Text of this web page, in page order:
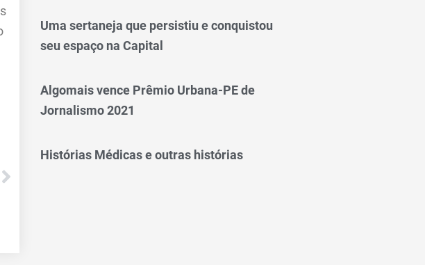
Uma sertaneja que persistiu e conquistou
seu espaço na Capital
Algomais vence Prêmio Urbana-PE de
Jornalismo 2021
Histórias Médicas e outras histórias